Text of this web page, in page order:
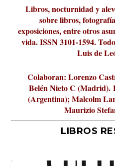
Liber 2026 al
Revista Cultural
10.000 pasos al
paisajística del
París
metafísicos de la
Libros, nocturnidad y
sobre libros,
exposiciones, entre otros
vida. ISSN 3101-1594.
Luis de
Colaboran: Lorenzo
Belén Nieto C (Madrid).
(Argentina); Malcolm
Maurizio
LIBROS